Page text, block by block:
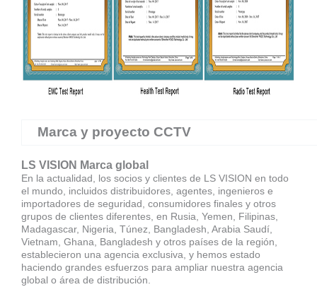
Marca y proyecto CCTV
LS VISION Marca global
En la actualidad, los socios y clientes de LS VISION en todo
el mundo, incluidos distribuidores, agentes, ingenieros e
importadores de seguridad, consumidores finales y otros
grupos de clientes diferentes, en Rusia, Yemen, Filipinas,
Madagascar, Nigeria, Túnez, Bangladesh, Arabia Saudí,
Vietnam, Ghana, Bangladesh y otros países de la región,
establecieron una agencia exclusiva, y hemos estado
haciendo grandes esfuerzos para ampliar nuestra agencia
global o área de distribución.